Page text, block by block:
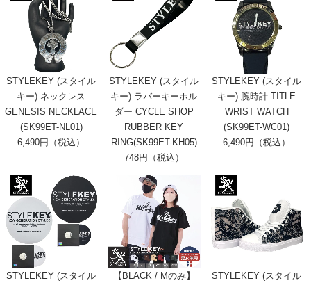
STYLEKEY (スタイル
キー) ネックレス
GENESIS NECKLACE
(SK99ET-NL01)
6,490円（税込）
STYLEKEY (スタイル
キー) ラバーキーホル
ダー CYCLE SHOP
RUBBER KEY
RING(SK99ET-KH05)
748円（税込）
STYLEKEY (スタイル
キー) 腕時計 TITLE
WRIST WATCH
(SK99ET-WC01)
6,490円（税込）
STYLEKEY (スタイル
【BLACK / Mのみ】
STYLEKEY (スタイル